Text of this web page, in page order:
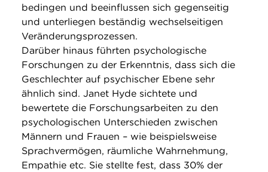
bedingen und beeinflussen sich gegenseitig
und unterliegen beständig wechselseitigen
Veränderungsprozessen.
Darüber hinaus führten psychologische
Forschungen zu der Erkenntnis, dass sich die
Geschlechter auf psychischer Ebene sehr
ähnlich sind. Janet Hyde sichtete und
bewertete die Forschungsarbeiten zu den
psychologischen Unterschieden zwischen
Männern und Frauen – wie beispielsweise
Sprachvermögen, räumliche Wahrnehmung,
Empathie etc. Sie stellte fest, dass 30% der